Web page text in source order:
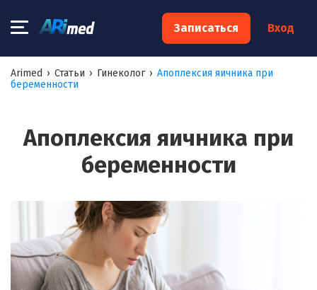
Записаться Вход
Arimed › Статьи › Гинеколог › Апоплексия яичника при
беременности
Апоплексия яичника при
беременности
×
Запишитесь на консультацию к
Ваш телефон:*
Ваш e-mail:*
Я согласен наобработку моих персональных данных